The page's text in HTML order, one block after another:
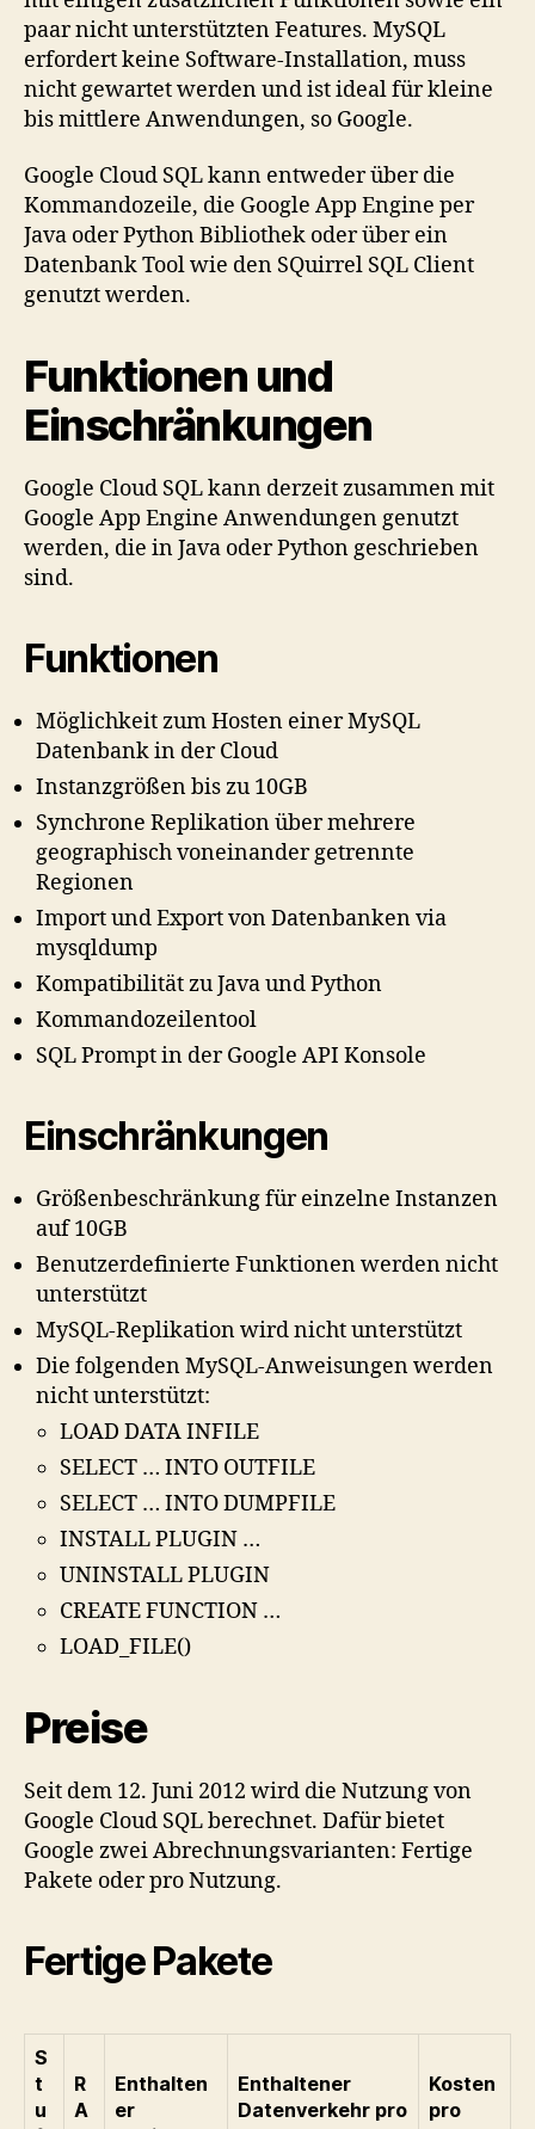
paar nicht unterstützten Features. MySQL
erfordert keine Software-Installation, muss
nicht gewartet werden und ist ideal für kleine
bis mittlere Anwendungen, so Google.
Google Cloud SQL kann entweder über die
Kommandozeile, die Google App Engine per
Java oder Python Bibliothek oder über ein
Datenbank Tool wie den SQuirrel SQL Client
genutzt werden.
Funktionen und
Einschränkungen
Google Cloud SQL kann derzeit zusammen mit
Google App Engine Anwendungen genutzt
werden, die in Java oder Python geschrieben
sind.
Funktionen
Möglichkeit zum Hosten einer MySQL
Datenbank in der Cloud
Instanzgrößen bis zu 10GB
Synchrone Replikation über mehrere
geographisch voneinander getrennte
Regionen
Import und Export von Datenbanken via
mysqldump
Kompatibilität zu Java und Python
Kommandozeilentool
SQL Prompt in der Google API Konsole
Einschränkungen
Größenbeschränkung für einzelne Instanzen
auf 10GB
Benutzerdefinierte Funktionen werden nicht
unterstützt
MySQL-Replikation wird nicht unterstützt
Die folgenden MySQL-Anweisungen werden
nicht unterstützt:
LOAD DATA INFILE
SELECT … INTO OUTFILE
SELECT … INTO DUMPFILE
INSTALL PLUGIN …
UNINSTALL PLUGIN
CREATE FUNCTION …
LOAD_FILE()
Preise
Seit dem 12. Juni 2012 wird die Nutzung von
Google Cloud SQL berechnet. Dafür bietet
Google zwei Abrechnungsvarianten: Fertige
Pakete oder pro Nutzung.
Fertige Pakete
S
t
u
R
A
Enthalten
er
Enthaltener
Datenverkehr pro
Kosten
pro